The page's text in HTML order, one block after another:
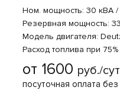
Ном. мощность: 30 кВА /
Резервная мощность:
Модель двигателя:
Расход топлива при
от 1600 руб./
посуточная оплата без